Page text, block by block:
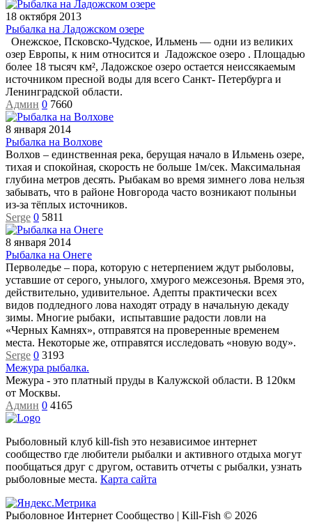
18 октября 2013
Рыбалка на Ладожском озере
Онежское, Псковско-Чудское, Ильмень — одни из великих
озер Европы, к ним относится и Ладожское озеро . Площадью
более 18 тысяч км², Ладожское озеро остается неиссякаемым
источником пресной воды для всего Санкт- Петербурга и
Ленинградской области.
Админ 0 7660
8 января 2014
Рыбалка на Волхове
​Волхов – единственная река, берущая начало в Ильмень озере,
тихая и спокойная, скорость не больше 1м/сек. Максимальная
глубина метров десять. Рыбакам во время зимнего лова нельзя
забывать, что в районе Новгорода часто возникают полыньи
из-за тёплых источников.
Serge 0 5811
8 января 2014
Рыбалка на Онеге
​Перволедье – пора, которую с нетерпением ждут рыболовы,
уставшие от серого, унылого, хмурого межсезонья. Время это,
действительно, удивительное. Адепты практически всех
видов подледного лова находят отраду в начальную декаду
зимы. Многие рыбаки, испытавшие радости ловли на
«Черных Камнях», отправятся на проверенные временем
места. Некоторые же, отправятся исследовать «новую воду».
Serge 0 3193
Межура рыбалка.
Межура - это платный пруды в Калужской области. В 120км
от Москвы.
Админ 0 4165
Рыболовный клуб kill-fish это независимое интернет
сообщество где любители рыбалки и активного отдыха могут
пообщаться друг с другом, оставить отчеты с рыбалки, узнать
рыболовные места. Карта сайта
Рыболовное Интернет Сообщество | Kill-Fish © 2026